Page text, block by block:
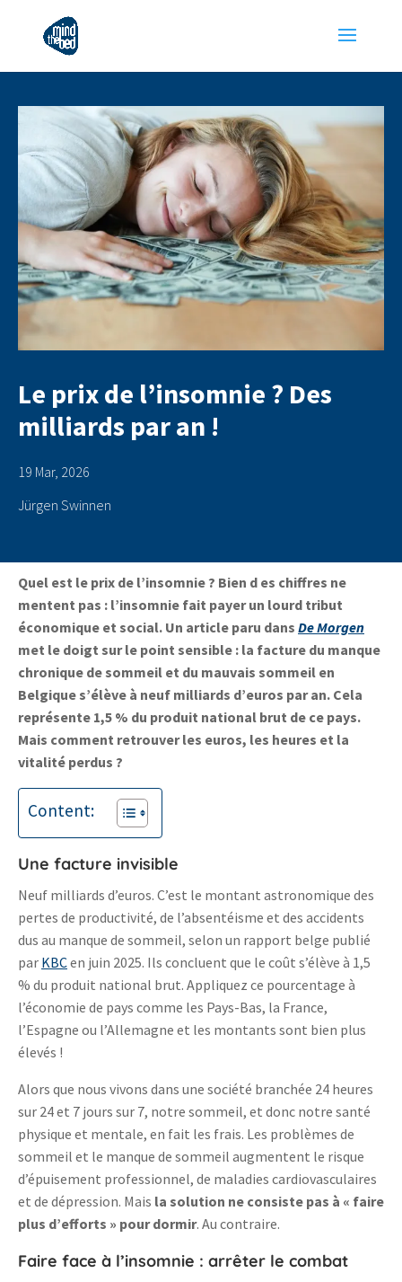
Le prix de l’insomnie ? Des
milliards par an !
19 Mar, 2026
Jürgen Swinnen
Quel est le prix de l’insomnie ? Bien d es chiffres ne
mentent pas : l’insomnie fait payer un lourd tribut
économique et social. Un article paru dans De Morgen
met le doigt sur le point sensible : la facture du manque
chronique de sommeil et du mauvais sommeil en
Belgique s’élève à neuf milliards d’euros par an. Cela
représente 1,5 % du produit national brut de ce pays.
Mais comment retrouver les euros, les heures et la
vitalité perdus ?
Content:
Une facture invisible
Neuf milliards d’euros. C’est le montant astronomique des
pertes de productivité, de l’absentéisme et des accidents
dus au manque de sommeil, selon un rapport belge publié
par KBCen juin 2025. Ils concluent que le coût s’élève à 1,5
% du produit national brut. Appliquez ce pourcentage à
l’économie de pays comme les Pays-Bas, la France,
l’Espagne ou l’Allemagne et les montants sont bien plus
élevés !
Alors que nous vivons dans une société branchée 24 heures
sur 24 et 7 jours sur 7, notre sommeil, et donc notre santé
physique et mentale, en fait les frais. Les problèmes de
sommeil et le manque de sommeil augmentent le risque
d’épuisement professionnel, de maladies cardiovasculaires
et de dépression. Mais la solution ne consiste pas à « faire
plus d’efforts » pour dormir. Au contraire.
Faire face à l’insomnie : arrêter le combat